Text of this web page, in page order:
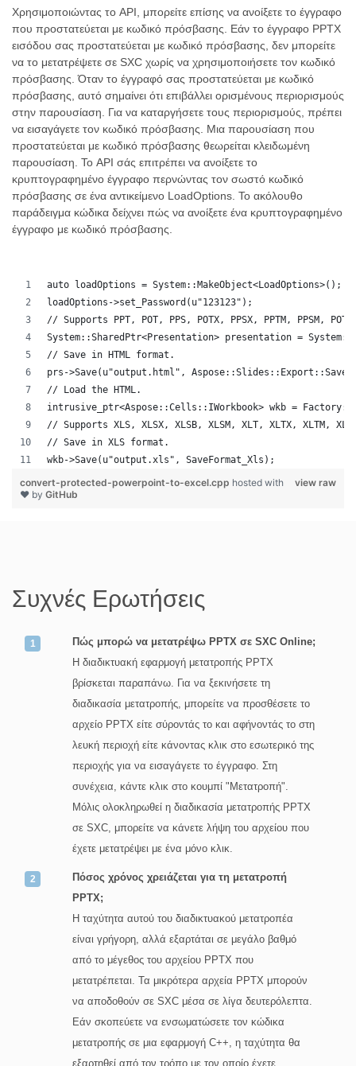
Χρησιμοποιώντας το API, μπορείτε επίσης να ανοίξετε το έγγραφο
που προστατεύεται με κωδικό πρόσβασης. Εάν το έγγραφο PPTX
εισόδου σας προστατεύεται με κωδικό πρόσβασης, δεν μπορείτε
να το μετατρέψετε σε SXC χωρίς να χρησιμοποιήσετε τον κωδικό
πρόσβασης. Όταν το έγγραφό σας προστατεύεται με κωδικό
πρόσβασης, αυτό σημαίνει ότι επιβάλλει ορισμένους περιορισμούς
στην παρουσίαση. Για να καταργήσετε τους περιορισμούς, πρέπει
να εισαγάγετε τον κωδικό πρόσβασης. Μια παρουσίαση που
προστατεύεται με κωδικό πρόσβασης θεωρείται κλειδωμένη
παρουσίαση. Το API σάς επιτρέπει να ανοίξετε το
κρυπτογραφημένο έγγραφο περνώντας τον σωστό κωδικό
πρόσβασης σε ένα αντικείμενο LoadOptions. Το ακόλουθο
παράδειγμα κώδικα δείχνει πώς να ανοίξετε ένα κρυπτογραφημένο
έγγραφο με κωδικό πρόσβασης.
auto loadOptions = System::MakeObject<LoadOptions>();
loadOptions->set_Password(u"123123");
// Supports PPT, POT, PPS, POTX, PPSX, PPTM, PPSM,
System::SharedPtr<Presentation> presentation =
// Save in HTML format.
prs->Save(u"output.html",
// Load the HTML.
intrusive_ptr<Aspose::Cells::IWorkbook> wkb =
// Supports XLS, XLSX, XLSB, XLSM, XLT, XLTX, XLTM,
// Save in XLS format.
wkb->Save(u"output.xls", SaveFormat_Xls);
view raw
convert-protected-powerpoint-to-excel.cpp hosted with
❤ by GitHub
Συχνές Ερωτήσεις
Πώς μπορώ να μετατρέψω PPTX σε SXC Online;
Η διαδικτυακή εφαρμογή μετατροπής PPTX
βρίσκεται παραπάνω. Για να ξεκινήσετε τη
διαδικασία μετατροπής, μπορείτε να προσθέσετε το
αρχείο PPTX είτε σύροντάς το και αφήνοντάς το στη
λευκή περιοχή είτε κάνοντας κλικ στο εσωτερικό της
περιοχής για να εισαγάγετε το έγγραφο. Στη
συνέχεια, κάντε κλικ στο κουμπί "Μετατροπή".
Μόλις ολοκληρωθεί η διαδικασία μετατροπής PPTX
σε SXC, μπορείτε να κάνετε λήψη του αρχείου που
έχετε μετατρέψει με ένα μόνο κλικ.
Πόσος χρόνος χρειάζεται για τη μετατροπή
PPTX;
Η ταχύτητα αυτού του διαδικτυακού μετατροπέα
είναι γρήγορη, αλλά εξαρτάται σε μεγάλο βαθμό
από το μέγεθος του αρχείου PPTX που
μετατρέπεται. Τα μικρότερα αρχεία PPTX μπορούν
να αποδοθούν σε SXC μέσα σε λίγα δευτερόλεπτα.
Εάν σκοπεύετε να ενσωματώσετε τον κώδικα
μετατροπής σε μια εφαρμογή C++, η ταχύτητα θα
εξαρτηθεί από τον τρόπο με τον οποίο έχετε